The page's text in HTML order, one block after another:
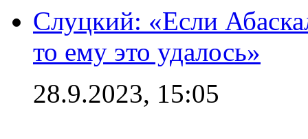
Слуцкий: «Если
то ему это удалось»
28.9.2023, 15:05